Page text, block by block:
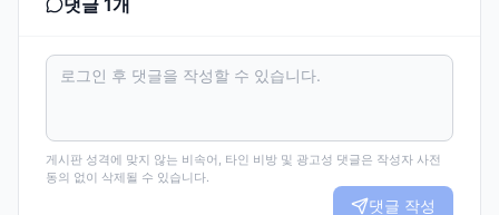
댓글 1개
게시판 성격에 맞지 않는 비속어, 타인 비방 및 광고성 댓글은 작성자 사전
동의 없이 삭제될 수 있습니다.
댓글 작성